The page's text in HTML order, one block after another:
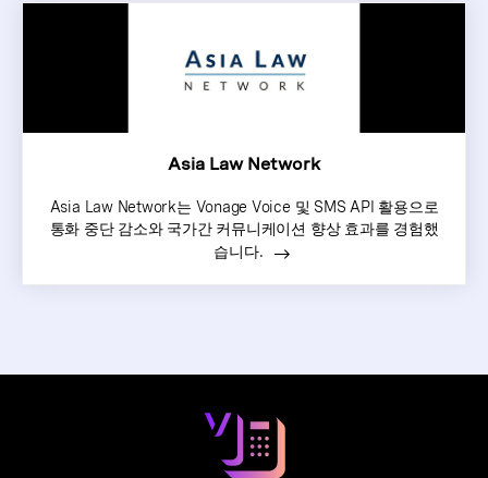
Asia Law Network
Asia Law Network는 Vonage Voice 및 SMS API 활용으로
통화 중단 감소와 국가간 커뮤니케이션 향상 효과를 경험했
습니다.